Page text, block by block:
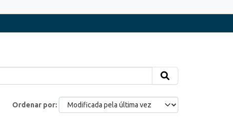
Ordenar por